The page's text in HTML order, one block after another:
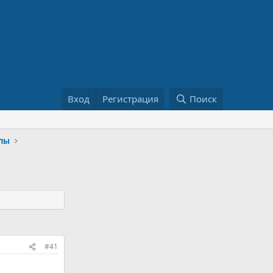
Вход Регистрация Поиск
#41